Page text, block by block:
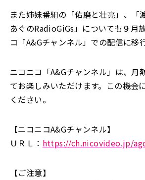
また姉妹番組の「佑磨と壮亮」、「
あぐのRadioGiGs」についても９月
コ「A&Gチャンネル」での配信に移
ニコニコ「A&Gチャンネル」は、月
てお楽しみいただけます。この機会
ください。
【ニコニコA&Gチャンネル】
ＵＲＬ： https://ch.nicovideo.jp/
【ご注意】